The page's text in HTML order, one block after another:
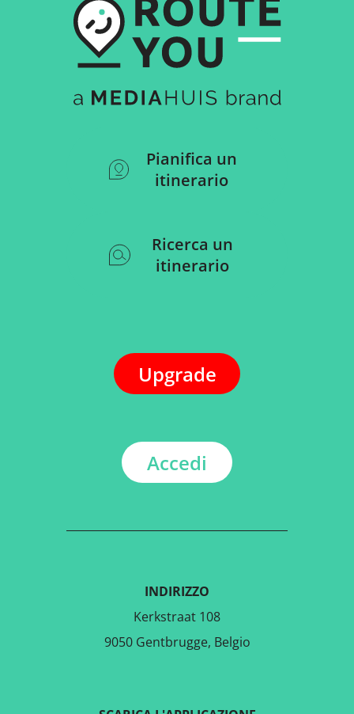
Pianifica un
itinerario
Ricerca un
itinerario
Upgrade
Accedi
INDIRIZZO
Kerkstraat 108
9050 Gentbrugge, Belgio